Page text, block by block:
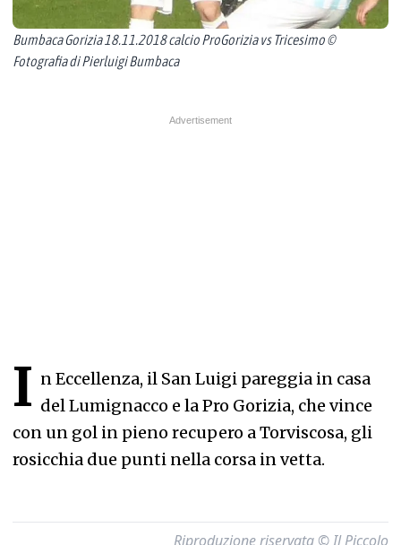
Bumbaca Gorizia 18.11.2018 calcio ProGorizia vs Tricesimo ©
Fotografia di Pierluigi Bumbaca
I n Eccellenza, il San Luigi pareggia in casa
del Lumignacco e la Pro Gorizia, che vince
con un gol in pieno recupero a Torviscosa, gli
rosicchia due punti nella corsa in vetta.
Riproduzione riservata © Il Piccolo